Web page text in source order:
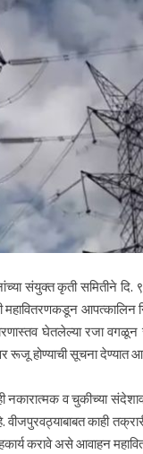
संयुक्त कृती समितीने
महावितरणकडून
घेतलेल्या रजा वगळून
रूजू होण्याची सूचना देण्यात
नकारात्मक व चुकीच्या
वीजपुरवठ्याबाबत काही
करावे असे आवाहन